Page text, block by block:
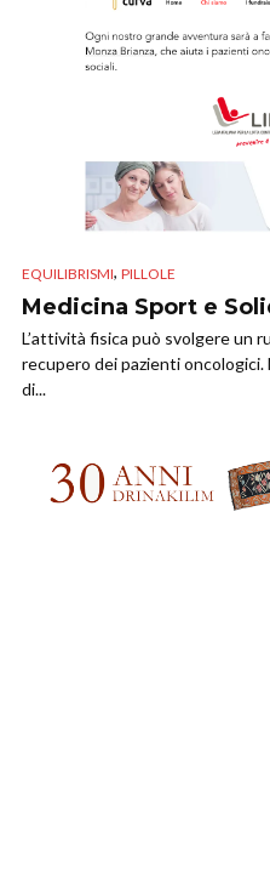
EQUILIBRISMI, PILLOLE
Medicina Sport e
L’attività fisica può svolgere un
recupero dei pazienti oncologici.
di...